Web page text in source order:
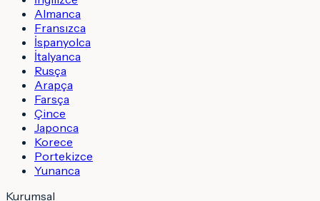
Almanca
Fransızca
İspanyolca
İtalyanca
Rusça
Arapça
Farsça
Çince
Japonca
Korece
Portekizce
Yunanca
Kurumsal